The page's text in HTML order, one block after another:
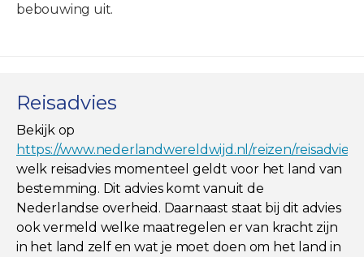
bebouwing uit.
Reisadvies
Bekijk op
https://www.nederlandwereldwijd.nl/reizen/
welk reisadvies momenteel geldt voor het land van
bestemming. Dit advies komt vanuit de
Nederlandse overheid. Daarnaast staat bij dit advies
ook vermeld welke maatregelen er van kracht zijn
in het land zelf en wat je moet doen om het land in